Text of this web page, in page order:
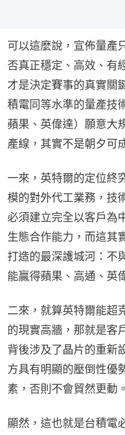
可以這麼說，宣佈量產
否真正穩定、高效、有
才是決定賽事的真實關
積電同等水準的量產技
蘋果、英偉達）願意大
產線，其實不是朝夕可
一來，英特爾的定位終
模的對外代工業務，技
必須建立完全以客戶為
生態合作能力，而這其
打造的最深護城河：不
能贏得蘋果、高通、英
二來，就算英特爾能超
的現實高牆，那就是客
背後涉及了晶片的重新
方具有明顯的壓倒性優
素，否則不會貿然更動。
顯然，這也就是台積電